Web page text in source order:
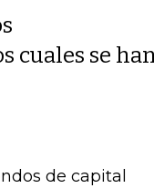
cuales se
de capital